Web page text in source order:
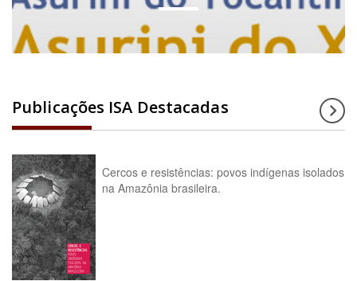
Publicações ISA Destacadas
Cercos e resistências: povos indígenas isolados
na Amazônia brasileira.